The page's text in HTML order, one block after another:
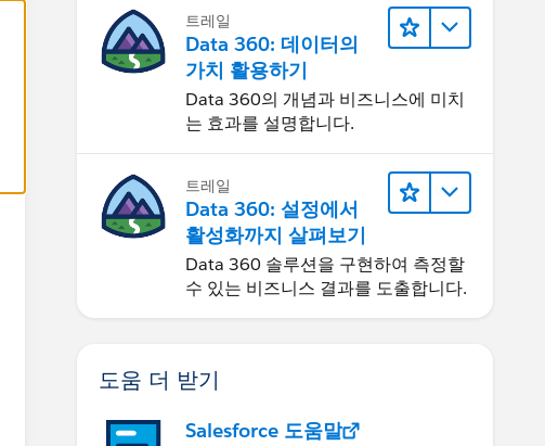
트레일
Data 360: 데이터의
가치 활용하기
Data 360의 개념과 비즈니스에 미치
는 효과를 설명합니다.
트레일
Data 360: 설정에서
활성화까지 살펴보기
Data 360 솔루션을 구현하여 측정할
수 있는 비즈니스 결과를 도출합니다.
도움 더 받기
Salesforce 도움말